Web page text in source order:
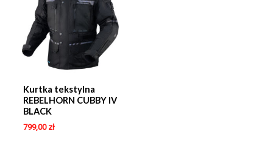
Kurtka tekstylna
REBELHORN CUBBY IV
BLACK
799,00 zł